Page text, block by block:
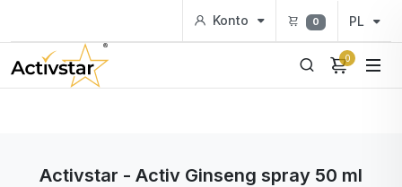
Konto 0 PL
0
Activstar - Activ Ginseng spray 50 ml